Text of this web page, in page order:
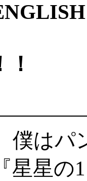
僕はパ
星星の